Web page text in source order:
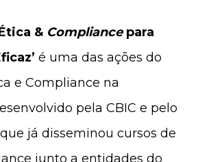
& Compliancepara
é uma das ações do
e Compliance na
pela CBIC e pelo
já disseminou cursos de
junto a entidades do